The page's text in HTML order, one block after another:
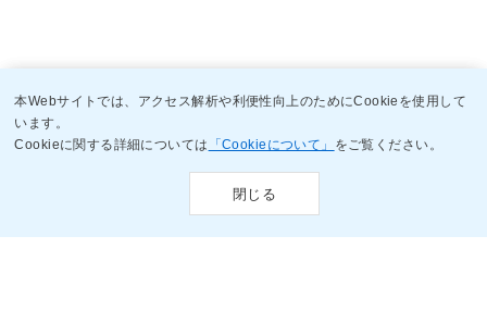
本Webサイトでは、アクセス解析や利便性向上のためにCookieを使用して
います。
Cookieに関する詳細については
「Cookieについて」 をご覧ください。
閉じる
本Webサイトでは、アクセス解析や利便性向上のためにCookieを使用して
います。
Cookieに関する詳細については
「Cookieについて」 をご覧ください。
閉じる